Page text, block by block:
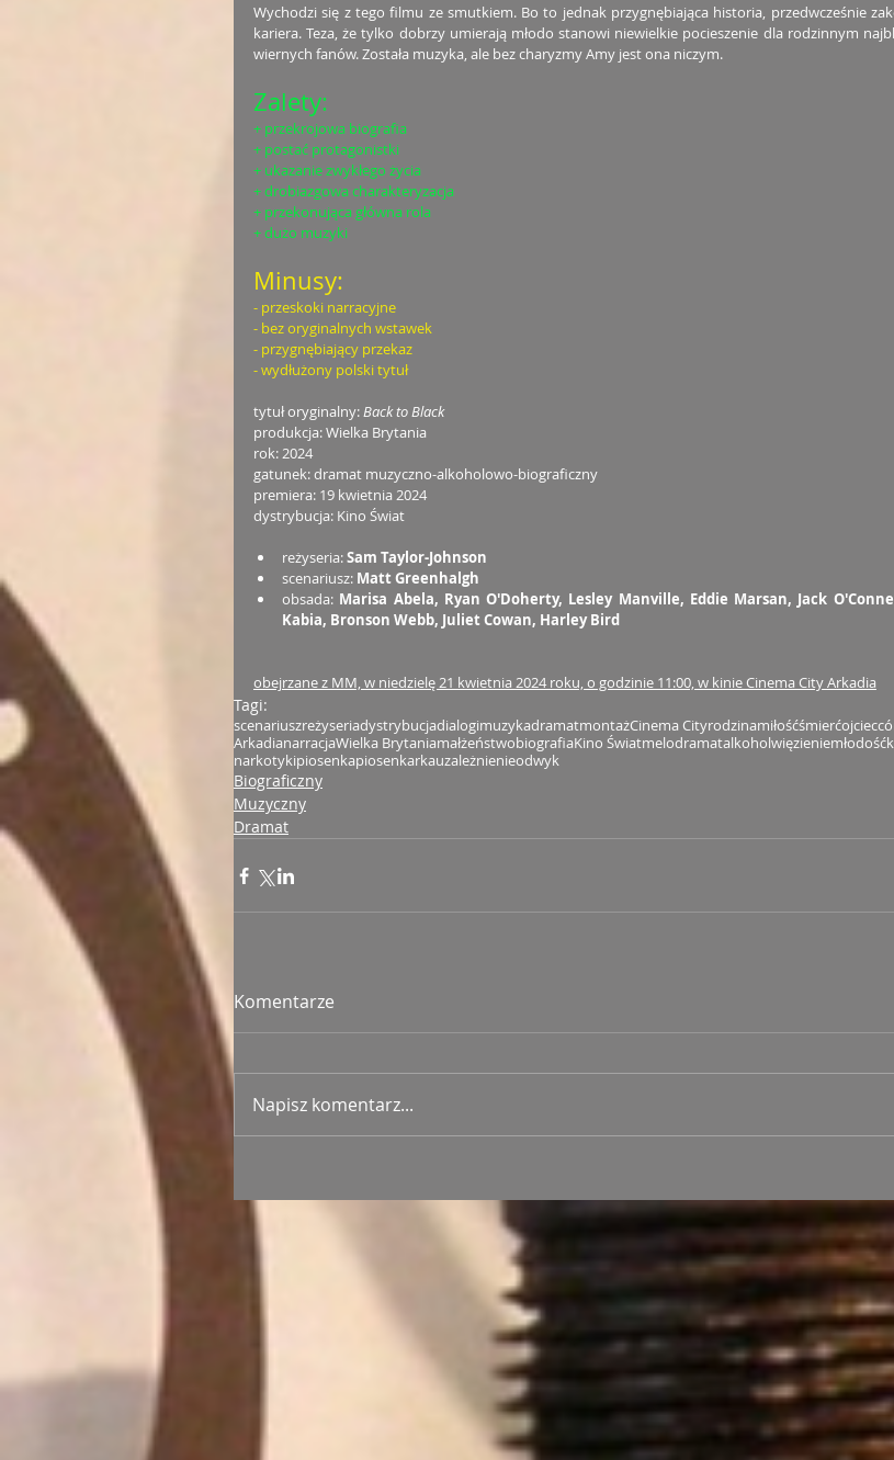
Wychodzi się z tego filmu ze smutkiem. Bo to jednak przygnębiająca historia, przedwcześnie
kariera. Teza, że tylko dobrzy umierają młodo stanowi niewielkie pocieszenie dla rodzinnym
wiernych fanów. Została muzyka, ale bez charyzmy Amy jest ona niczym.
Zalety:
+ przekrojowa biografia
+ postać protagonistki
+ ukazanie zwykłego życia
+ drobiazgowa charakteryzacja
+ przekonująca główna rola
+ dużo muzyki
Minusy:
- przeskoki narracyjne
- bez oryginalnych wstawek
- przygnębiający przekaz
- wydłużony polski tytuł
tytuł oryginalny: Back to Black
produkcja: Wielka Brytania
rok: 2024
gatunek: dramat muzyczno-alkoholowo-biograficzny
premiera: 19 kwietnia 2024
dystrybucja: Kino Świat
reżyseria: Sam Taylor-Johnson
scenariusz: Matt Greenhalgh
obsada: Marisa Abela, Ryan O'Doherty, Lesley Manville, Eddie Marsan, Jack
Kabia, Bronson Webb, Juliet Cowan, Harley Bird
obejrzane z MM, w niedzielę 21 kwietnia 2024 roku, o godzinie 11:00, w kinie Cinema City Arkadia
Tagi:
scenariuszreżyseriadystrybucjadialogimuzykadramatmontażCinema Cityrodzinamiłośćśmierćojciec
ArkadianarracjaWielka BrytaniamałżeństwobiografiaKino Światmelodramatalkoholwięzieniemłodość
narkotykipiosenkapiosenkarkauzależnienieodwyk
Biograficzny
Muzyczny
Dramat
Komentarze
Napisz komentarz...